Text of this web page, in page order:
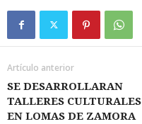
Artículo anterior
SE DESARROLLARAN
TALLERES CULTURALES
EN LOMAS DE ZAMORA